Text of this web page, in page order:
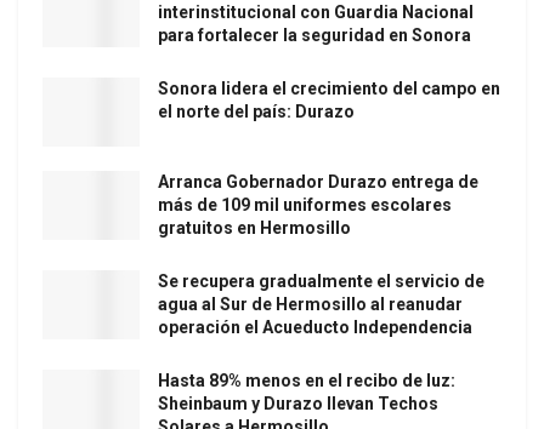
interinstitucional con Guardia Nacional
para fortalecer la seguridad en Sonora
Sonora lidera el crecimiento del campo en
el norte del país: Durazo
Arranca Gobernador Durazo entrega de
más de 109 mil uniformes escolares
gratuitos en Hermosillo
Se recupera gradualmente el servicio de
agua al Sur de Hermosillo al reanudar
operación el Acueducto Independencia
Hasta 89% menos en el recibo de luz:
Sheinbaum y Durazo llevan Techos